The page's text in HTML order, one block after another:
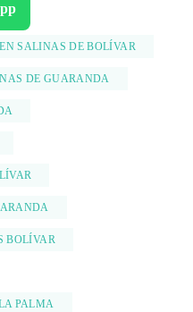
SALINAS DE BOLÍVAR
DE GUARANDA
BOLÍVAR
PALMA